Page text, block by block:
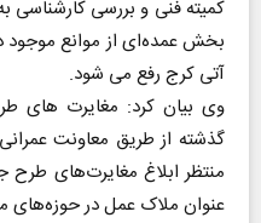
کمیته فنی و بررسی کارشناسی
بخش عمده‌ای از موانع موجود
آتی کرج رفع می شود.
وی بیان کرد: مغایرت های
گذشته از طریق معاونت عمرانی
منتظر ابلاغ مغایرت‌های طرح
عنوان ملاک عمل در حوزه‌های